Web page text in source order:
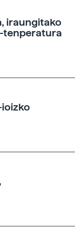
iraungitako
tenperatura